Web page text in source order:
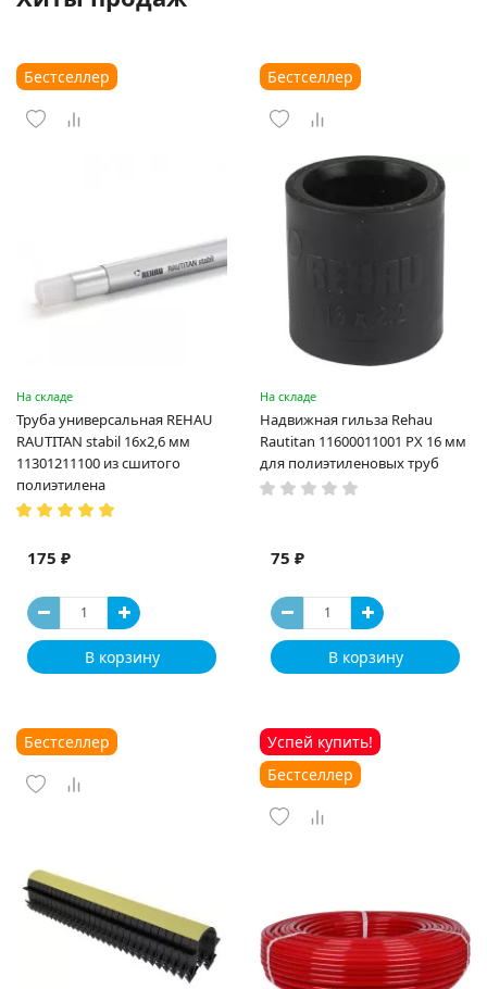
Бестселлер
На складе
Труба универсальная REHAU
RAUTITAN stabil 16х2,6 мм
11301211100 из сшитого
полиэтилена
175 ₽
В корзину
Бестселлер
На складе
Надвижная гильза Rehau
Rautitan 11600011001 PX 16 мм
для полиэтиленовых труб
75 ₽
В корзину
Бестселлер
Успей купить!
Бестселлер